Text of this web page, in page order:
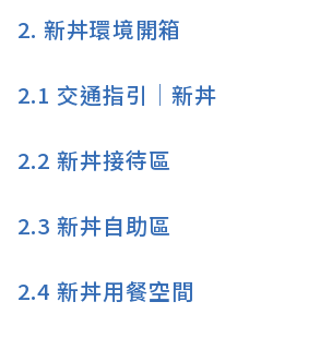
2. 新丼環境開箱
2.1 交通指引│新丼
2.2 新丼接待區
2.3 新丼自助區
2.4 新丼用餐空間